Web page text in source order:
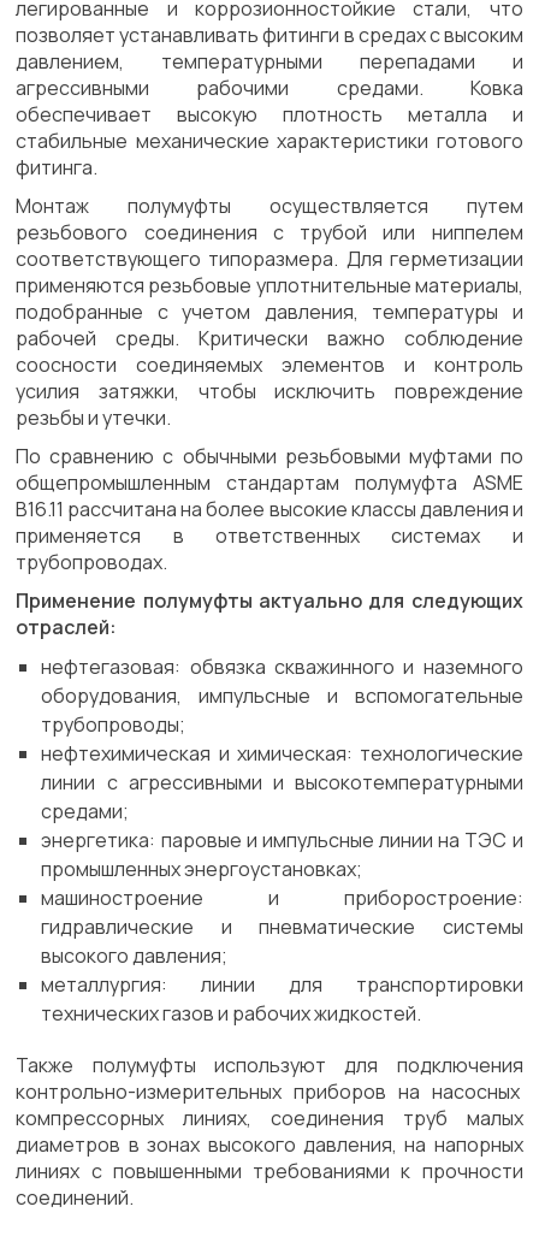
легированные и коррозионностойкие стали, что
позволяет устанавливать фитинги в средах с высоким
давлением, температурными перепадами и
агрессивными рабочими средами. Ковка
обеспечивает высокую плотность металла и
стабильные механические характеристики готового
фитинга.
Монтаж полумуфты осуществляется путем
резьбового соединения с трубой или ниппелем
соответствующего типоразмера. Для герметизации
применяются резьбовые уплотнительные материалы,
подобранные с учетом давления, температуры и
рабочей среды. Критически важно соблюдение
соосности соединяемых элементов и контроль
усилия затяжки, чтобы исключить повреждение
резьбы и утечки.
По сравнению с обычными резьбовыми муфтами по
общепромышленным стандартам полумуфта ASME
B16.11 рассчитана на более высокие классы давления и
применяется в ответственных системах и
трубопроводах.
Применение полумуфты актуально для следующих
отраслей:
нефтегазовая: обвязка скважинного и наземного
оборудования, импульсные и вспомогательные
трубопроводы;
нефтехимическая и химическая: технологические
линии с агрессивными и высокотемпературными
средами;
энергетика: паровые и импульсные линии на ТЭС и
промышленных энергоустановках;
машиностроение и приборостроение:
гидравлические и пневматические системы
высокого давления;
металлургия: линии для транспортировки
технических газов и рабочих жидкостей.
Также полумуфты используют для подключения
контрольно-измерительных приборов на насосных
компрессорных линиях, соединения труб малых
диаметров в зонах высокого давления, на напорных
линиях с повышенными требованиями к прочности
соединений.